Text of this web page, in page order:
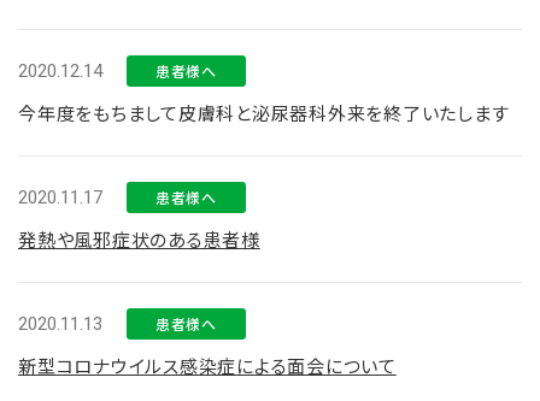
2020.12.14 患者様へ
今年度をもちまして皮膚科と泌尿器科外来を終了いたします
2020.11.17 患者様へ
発熱や風邪症状のある患者様
2020.11.13 患者様へ
新型コロナウイルス感染症による面会について